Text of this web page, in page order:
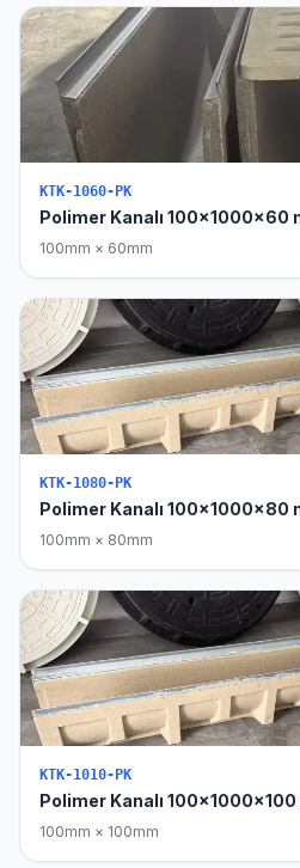
KTK-1060-PK
Polimer Kanalı 100x1000x60
100mm × 60mm
KTK-1080-PK
Polimer Kanalı 100x1000x80
100mm × 80mm
KTK-1010-PK
Polimer Kanalı
100mm × 100mm